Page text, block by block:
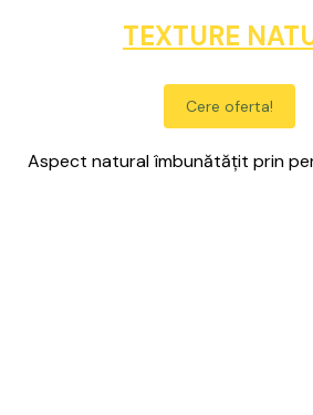
TEXTURE
Cere oferta!
Aspect natural îmbunătățit prin